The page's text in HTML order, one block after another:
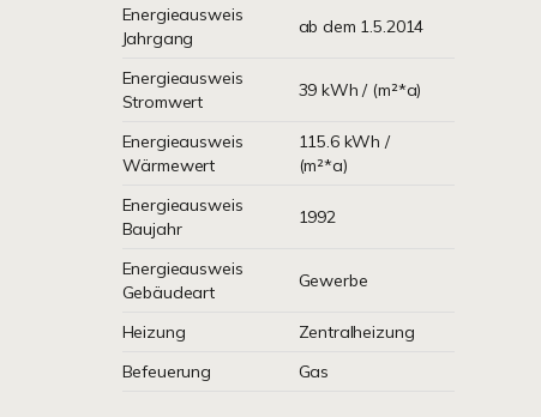
Energieausweis
Jahrgang
ab dem 1.5.2014
Energieausweis
Stromwert
39 kWh / (m²*a)
Energieausweis
Wärmewert
115.6 kWh /
(m²*a)
Energieausweis
Baujahr
1992
Energieausweis
Gebäudeart
Gewerbe
Heizung
Zentralheizung
Befeuerung
Gas